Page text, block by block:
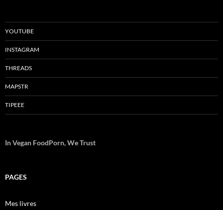
YOUTUBE
INSTAGRAM
THREADS
MAPSTR
TIPEEE
In Vegan FoodPorn, We Trust
PAGES
Mes livres